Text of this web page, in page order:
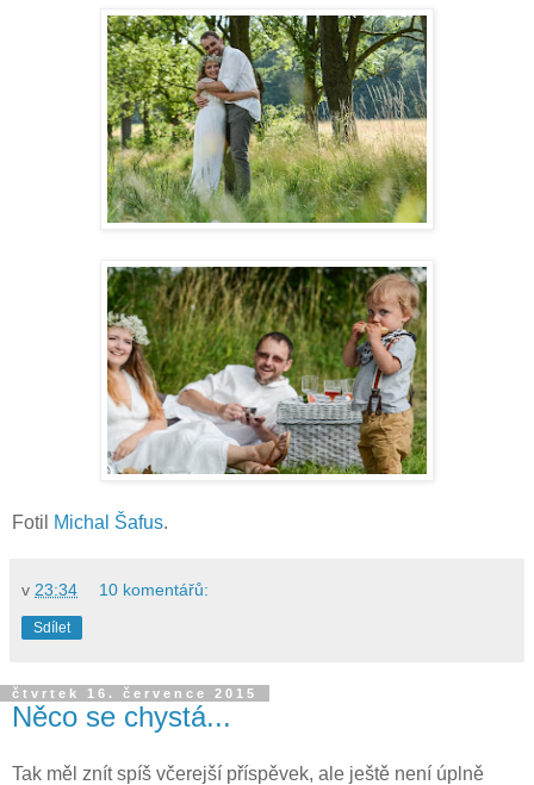
Fotil Michal Šafus.
v 23:34 10 komentářů:
Sdílet
čtvrtek 16. července 2015
Něco se chystá...
Tak měl znít spíš včerejší příspěvek, ale ještě není úplně